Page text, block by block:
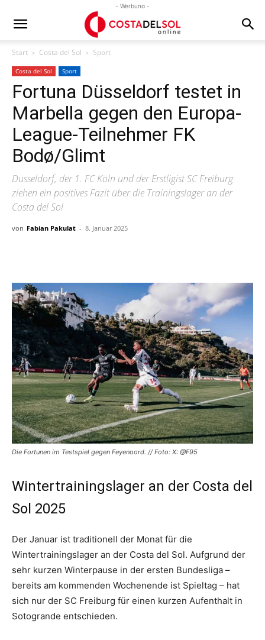
- Werbung -
Start Costa del Sol Sport
Costa del Sol Sport
Fortuna Düsseldorf testet in
Marbella gegen den Europa-
League-Teilnehmer FK
Bodø/Glimt
Düsseldorf, der 1. FC Köln und der Erstligist SC Freiburg
ziehen ein positives Fazit über die Trainingslager an der
Costa del Sol
von Fabian Pakulat - 8. Januar 2025
Die Fortunen im Testspiel gegen Feyenoord. // Foto: X: @F95
Wintertrainingslager an der Costa del
Sol 2025
Der Januar ist traditionell der Monat für die
Wintertrainingslager an der Costa del Sol. Aufgrund der
sehr kurzen Winterpause in der ersten Bundesliga –
bereits am kommenden Wochenende ist Spieltag – hat
sich nur der SC Freiburg für einen kurzen Aufenthalt in
Sotogrande entschieden.